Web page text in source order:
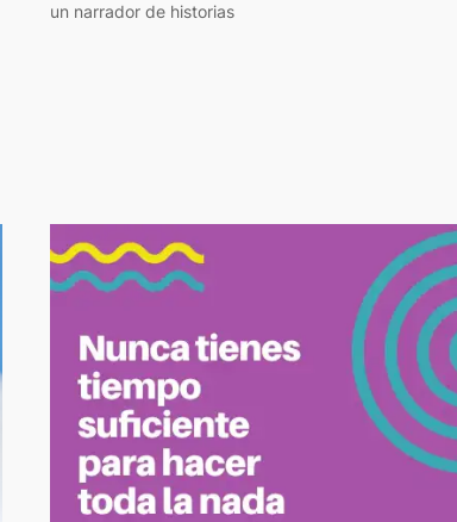
un narrador de historias